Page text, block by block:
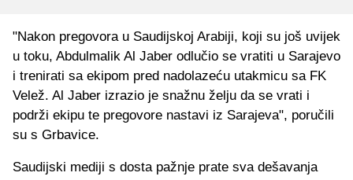
"Nakon pregovora u Saudijskoj Arabiji, koji su još uvijek
u toku, Abdulmalik Al Jaber odlučio se vratiti u Sarajevo
i trenirati sa ekipom pred nadolazeću utakmicu sa FK
Velež. Al Jaber izrazio je snažnu želju da se vrati i
podrži ekipu te pregovore nastavi iz Sarajeva", poručili
su s Grbavice.
Saudijski mediji s dosta pažnje prate sva dešavanja